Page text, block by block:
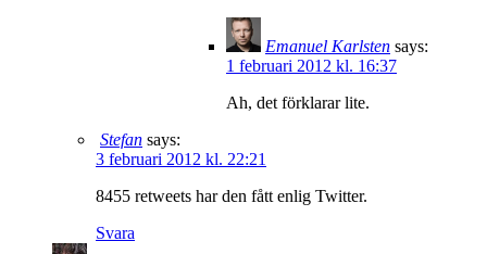
Emanuel Karlsten says:
1 februari 2012 kl. 16:37
Ah, det förklarar lite.
Stefan says:
3 februari 2012 kl. 22:21
8455 retweets har den fått enlig Twitter.
Svara